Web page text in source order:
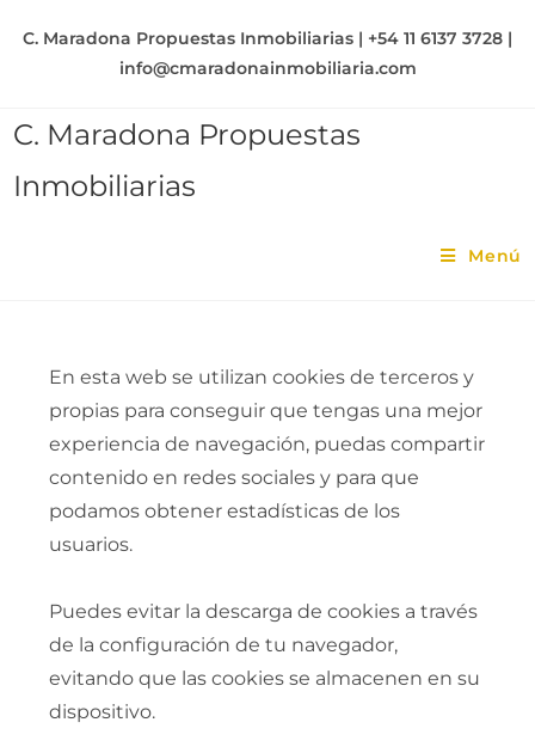
C. Maradona Propuestas Inmobiliarias | +54 11 6137 3728 |
info@cmaradonainmobiliaria.com
C. Maradona Propuestas
Inmobiliarias
Menú
En esta web se utilizan cookies de terceros y
propias para conseguir que tengas una mejor
experiencia de navegación, puedas compartir
contenido en redes sociales y para que
podamos obtener estadísticas de los
usuarios.
Puedes evitar la descarga de cookies a través
de la configuración de tu navegador,
evitando que las cookies se almacenen en su
dispositivo.